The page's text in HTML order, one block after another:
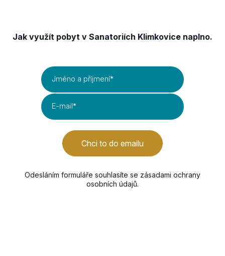
Jak využít pobyt v Sanatoriích Klimkovice naplno.
Jméno a příjmení*
E-mail*
Chci to do emailu
Odesláním formuláře souhlasíte se zásadami ochrany
osobních údajů.